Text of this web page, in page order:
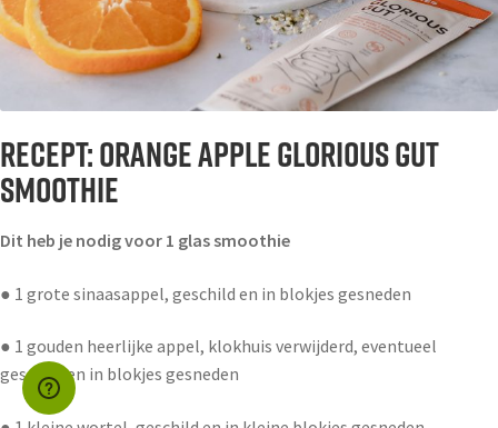
Recept: Orange Apple Glorious Gut
Smoothie
Dit heb je nodig voor 1 glas smoothie
● 1 grote sinaasappel, geschild en in blokjes gesneden
● 1 gouden heerlijke appel, klokhuis verwijderd, eventueel
geschild en in blokjes gesneden